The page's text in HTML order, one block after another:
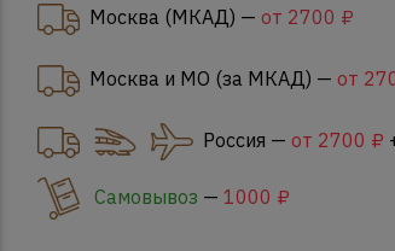
Москва (МКАД) — от 2700 ₽
Москва и МО (за МКАД) — от
Россия — от 2700 ₽
Самовывоз — 1000 ₽